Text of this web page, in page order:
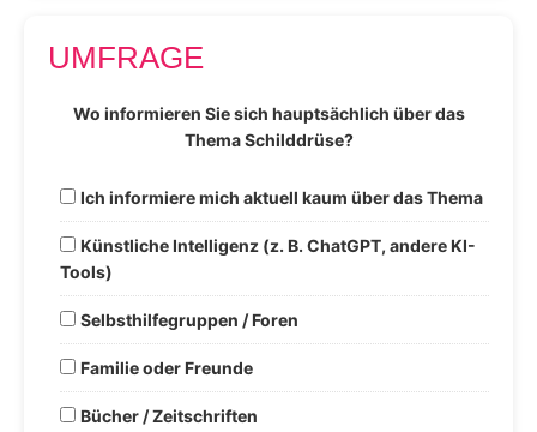
UMFRAGE
Wo informieren Sie sich hauptsächlich über das
Thema Schilddrüse?
Ich informiere mich aktuell kaum über das Thema
Künstliche Intelligenz (z. B. ChatGPT, andere KI-
Tools)
Selbsthilfegruppen / Foren
Familie oder Freunde
Bücher / Zeitschriften